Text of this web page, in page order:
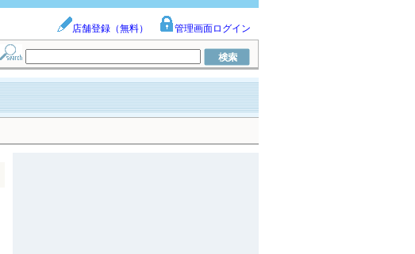
店舗登録（無料） 管理画面ログイン